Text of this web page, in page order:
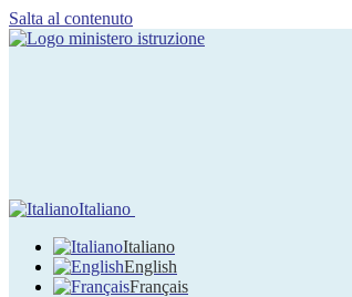
Salta al contenuto
Italiano
Italiano
English
Français